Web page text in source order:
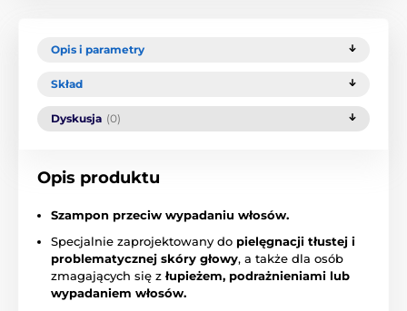
Opis i parametry
Skład
Dyskusja (0)
Opis produktu
Szampon przeciw wypadaniu włosów.
Specjalnie zaprojektowany do pielęgnacji tłustej i
problematycznej skóry głowy, a także dla osób
zmagających się z łupieżem, podrażnieniami lub
wypadaniem włosów.